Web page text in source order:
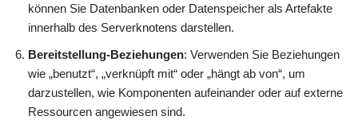
können Sie Datenbanken oder Datenspeicher als Artefakte
innerhalb des Serverknotens darstellen.
Bereitstellung-Beziehungen: Verwenden Sie Beziehungen
wie „benutzt“, „verknüpft mit“ oder „hängt ab von“, um
darzustellen, wie Komponenten aufeinander oder auf externe
Ressourcen angewiesen sind.